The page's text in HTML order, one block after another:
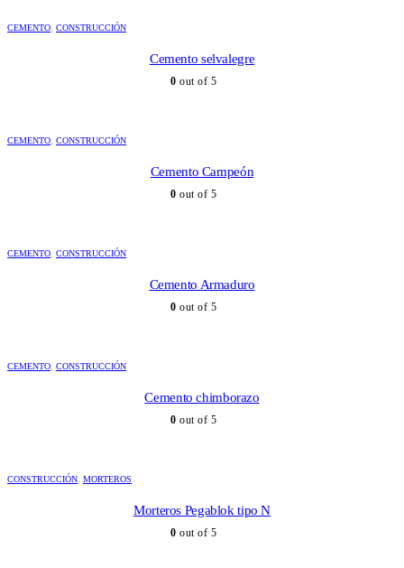
CEMENTO CONSTRUCCIÓN
Cemento selvalegre
0 out of 5
CEMENTO CONSTRUCCIÓN
Cemento Campeón
0 out of 5
CEMENTO CONSTRUCCIÓN
Cemento Armaduro
0 out of 5
CEMENTO CONSTRUCCIÓN
Cemento chimborazo
0 out of 5
CONSTRUCCIÓN MORTEROS
Morteros Pegablok tipo N
0 out of 5